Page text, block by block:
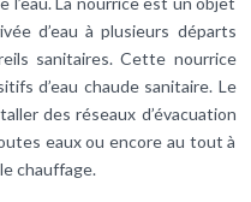
d’eau à plusieurs départs
sanitaires. Cette nourrice
d’eau chaude sanitaire. Le
des réseaux d’évacuation
eaux ou encore au tout à
chauffage.